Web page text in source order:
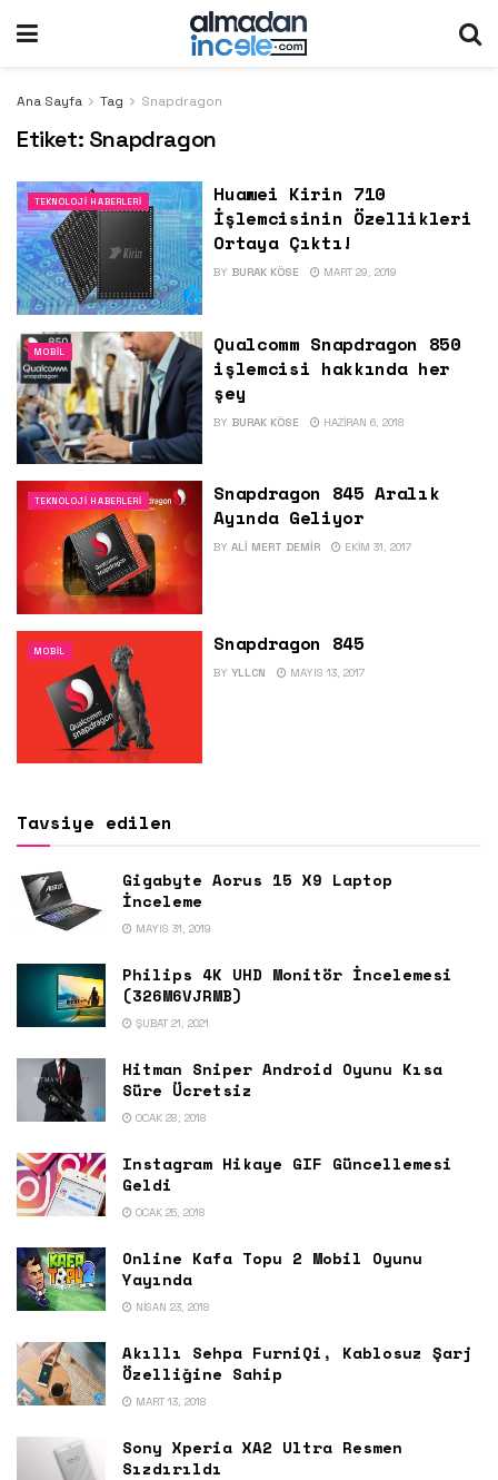
Ana Sayfa Tag Snapdragon
Etiket: Snapdragon
TEKNOLOJI HABERLERI
Huawei Kirin 710
İşlemcisinin Özellikleri
Ortaya Çıktı!
BY BURAK KÖSE MART 29, 2019
MOBIL
Qualcomm Snapdragon 850
işlemcisi hakkında her
şey
BY BURAK KÖSE HAZIRAN 6, 2018
TEKNOLOJI HABERLERI
Snapdragon 845 Aralık
Ayında Geliyor
BY ALI MERT DEMIR EKIM 31, 2017
MOBIL Snapdragon 845
BY YLLCN MAYIS 13, 2017
Tavsiye edilen
Gigabyte Aorus 15 X9 Laptop
İnceleme
MAYIS 31, 2019
Philips 4K UHD Monitör İncelemesi
(326M6VJRMB)
ŞUBAT 21, 2021
Hitman Sniper Android Oyunu Kısa
Süre Ücretsiz
OCAK 28, 2018
Instagram Hikaye GIF Güncellemesi
Geldi
OCAK 25, 2018
Online Kafa Topu 2 Mobil Oyunu
Yayında
NISAN 23, 2018
Akıllı Sehpa FurniQi, Kablosuz Şarj
Özelliğine Sahip
MART 13, 2018
Sony Xperia XA2 Ultra Resmen
Sızdırıldı